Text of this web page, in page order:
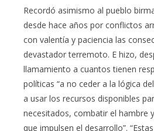
Recordó asimismo al pueblo
desde hace años por conflictos
con valentía y paciencia las
devastador terremoto. E hizo,
llamamiento a cuantos tienen
políticas “a no ceder a la lógica
a usar los recursos disponibles
necesitados, combatir el hambre
que impulsen el desarrollo”.